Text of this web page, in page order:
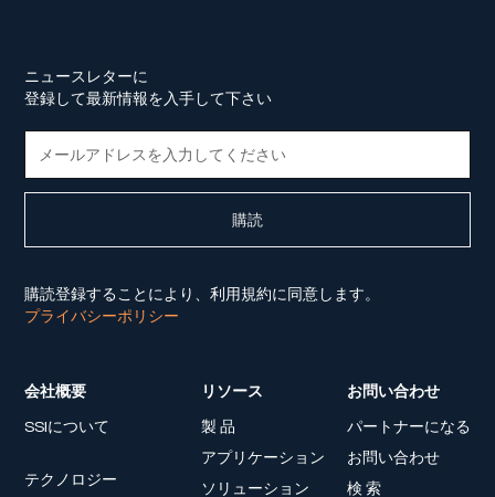
ニュースレターに
登録して最新情報を入手して下さい
購読登録することにより、利用規約に同意します。
プライバシーポリシー
会社概要
SSIについて
テクノロジー
リソース
製 品
アプリケーション
ソリューション
お問い合わせ
パートナーになる
お問い合わせ
検 索